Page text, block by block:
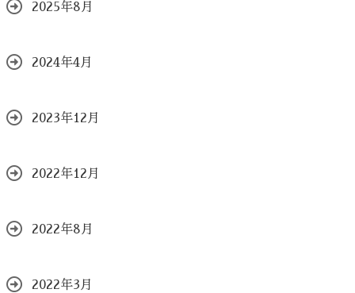
2025年8月
2024年4月
2023年12月
2022年12月
2022年8月
2022年3月